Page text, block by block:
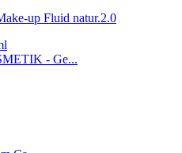
- Ge...